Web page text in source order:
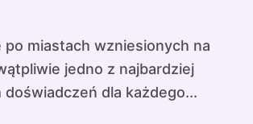
jedno z najbardziej
dla każdego...